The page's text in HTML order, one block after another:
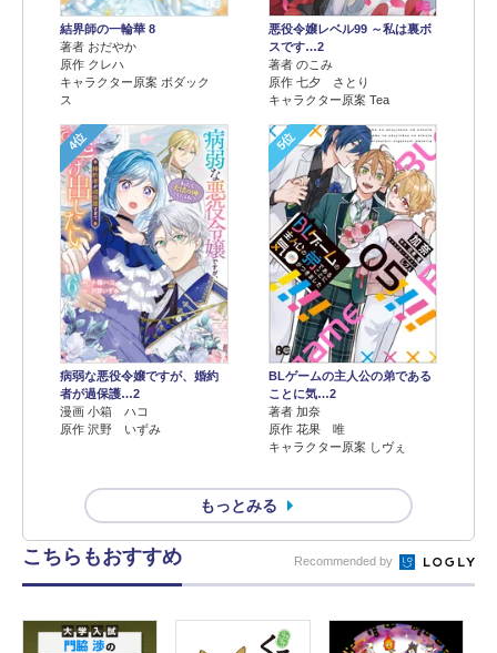
結界師の一輪華 8
著者 おだやか
原作 クレハ
キャラクター原案 ボダック
ス
悪役令嬢レベル99 ～私は裏ボ
スです…2
著者 のこみ
原作 七夕 さとり
キャラクター原案 Tea
4位
病弱な悪役令嬢ですが、婚約
者が過保護…2
漫画 小箱 ハコ
原作 沢野 いずみ
5位
BLゲームの主人公の弟である
ことに気…2
著者 加奈
原作 花果 唯
キャラクター原案 しヴぇ
もっとみる
こちらもおすすめ Recommended by